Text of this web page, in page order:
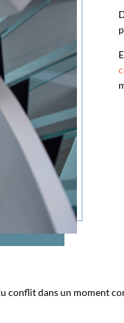
conflit dans un moment